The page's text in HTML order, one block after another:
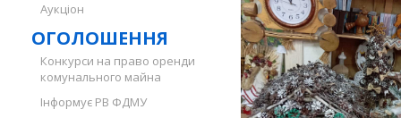
Аукціон
ОГОЛОШЕННЯ
Конкурси на право оренди
комунального майна
Інформує РВ ФДМУ